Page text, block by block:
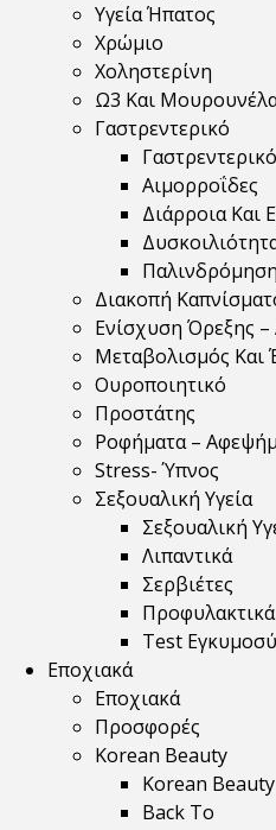
Υγεία Ήπατος
Χρώμιο
Χοληστερίνη
Ω3 Και
Γαστρεντερικό
Γαστρεντερικό
Αιμορροΐδες
Διάρροια Και
Διακοπή
Ενίσχυση Όρεξης –
Μεταβολισμός Και
Ουροποιητικό
Προστάτης
Ροφήματα –
Stress- Ύπνος
Σεξουαλική Υγεία
Σεξουαλική
Λιπαντικά
Σερβιέτες
Προφυλακτικά
Test
Εποχιακά
Εποχιακά
Προσφορές
Korean Beauty
Korean Beauty
Back To